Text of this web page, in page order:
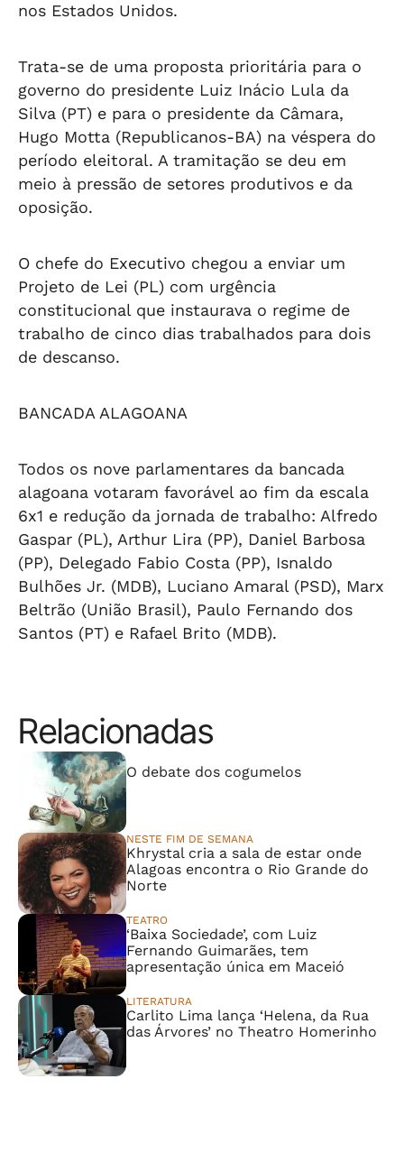
nos Estados Unidos.
Trata-se de uma proposta prioritária para o
governo do presidente Luiz Inácio Lula da
Silva (PT) e para o presidente da Câmara,
Hugo Motta (Republicanos-BA) na véspera do
período eleitoral. A tramitação se deu em
meio à pressão de setores produtivos e da
oposição.
O chefe do Executivo chegou a enviar um
Projeto de Lei (PL) com urgência
constitucional que instaurava o regime de
trabalho de cinco dias trabalhados para dois
de descanso.
BANCADA ALAGOANA
Todos os nove parlamentares da bancada
alagoana votaram favorável ao fim da escala
6x1 e redução da jornada de trabalho: Alfredo
Gaspar (PL), Arthur Lira (PP), Daniel Barbosa
(PP), Delegado Fabio Costa (PP), Isnaldo
Bulhões Jr. (MDB), Luciano Amaral (PSD), Marx
Beltrão (União Brasil), Paulo Fernando dos
Santos (PT) e Rafael Brito (MDB).
Relacionadas
O debate dos cogumelos
NESTE FIM DE SEMANA
Khrystal cria a sala de estar onde
Alagoas encontra o Rio Grande do
Norte
TEATRO
‘Baixa Sociedade’, com Luiz
Fernando Guimarães, tem
apresentação única em Maceió
LITERATURA
Carlito Lima lança ‘Helena, da Rua
das Árvores’ no Theatro Homerinho